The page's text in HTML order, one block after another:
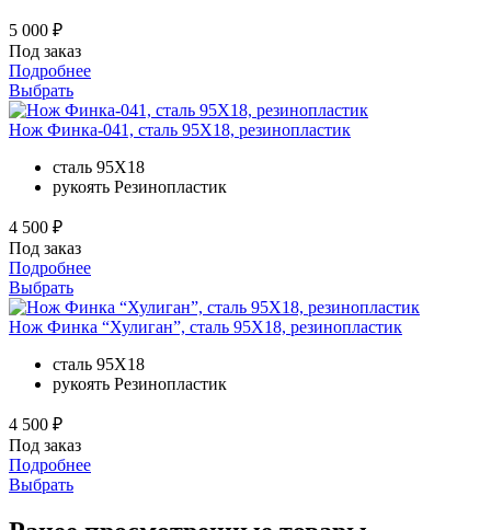
5 000 ₽
Под заказ
Подробнее
Выбрать
Нож Финка-041, сталь 95Х18, резинопластик
сталь 95Х18
рукоять Резинопластик
4 500 ₽
Под заказ
Подробнее
Выбрать
Нож Финка “Хулиган”, сталь 95Х18, резинопластик
сталь 95Х18
рукоять Резинопластик
4 500 ₽
Под заказ
Подробнее
Выбрать